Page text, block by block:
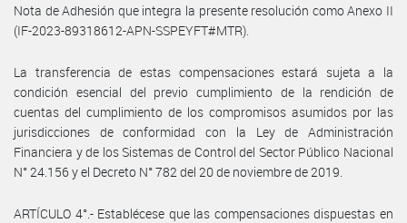
Nota de Adhesión que integra la presente resolución como Anexo II
(IF-2023-89318612-APN-SSPEYFT#MTR).
La transferencia de estas compensaciones estará sujeta a la
condición esencial del previo cumplimiento de la rendición de
cuentas del cumplimiento de los compromisos asumidos por las
jurisdicciones de conformidad con la Ley de Administración
Financiera y de los Sistemas de Control del Sector Público Nacional
N° 24.156 y el Decreto N° 782 del 20 de noviembre de 2019.
ARTÍCULO 4°.- Establécese que las compensaciones dispuestas en